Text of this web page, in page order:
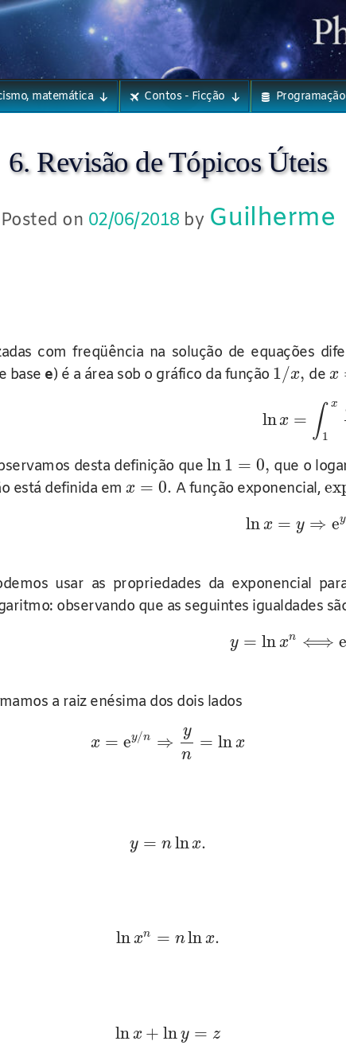
matemática Contos - Ficção Programação
6. Revisão de Tópicos Úteis
Posted on 02/06/2018 by Guilherme
com freqüência na solução de equações
base e) é a área sob o gráfico da função 1/x, de x
lnx = ∫ x
1
desta definição que ln 1 = 0, que o
está definida emx = 0. A função exponencial,
lnx = y ⇒ ey
usar as propriedades da exponencial
observando que as seguintes igualdades
y = lnxn ⟺
a raiz enésima dos dois lados
x = ey/n ⇒
y
n
= lnx
y = nlnx.
lnxn = nlnx.
lnx + lny = z